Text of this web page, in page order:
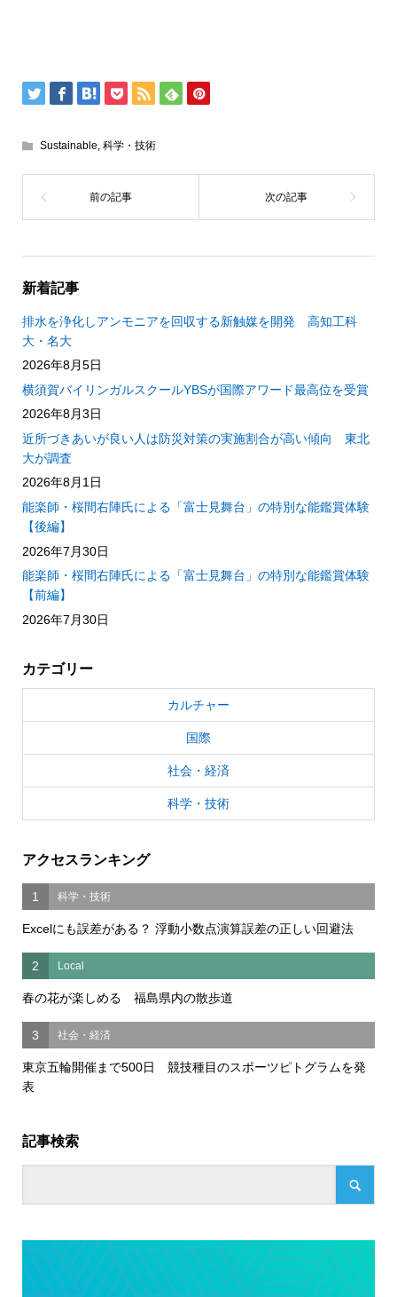
Sustainable 科学・技術
新着記事
排水を浄化しアンモニアを回収する新触媒を開発 高知工科
大・名大
2026年8月5日
横須賀バイリンガルスクールYBSが国際アワード最高位を受賞
2026年8月3日
近所づきあいが良い人は防災対策の実施割合が高い傾向 東北
大が調査
2026年8月1日
能楽師・桜間右陣氏による「富士見舞台」の特別な能鑑賞体験
【後編】
2026年7月30日
能楽師・桜間右陣氏による「富士見舞台」の特別な能鑑賞体験
【前編】
2026年7月30日
カテゴリー
カルチャー
国際
社会・経済
科学・技術
アクセスランキング
1 科学・技術
Excelにも誤差がある？ 浮動小数点演算誤差の正しい回避法
2 Local
春の花が楽しめる 福島県内の散歩道
3 社会・経済
東京五輪開催まで500日 競技種目のスポーツピトグラムを発
表
記事検索